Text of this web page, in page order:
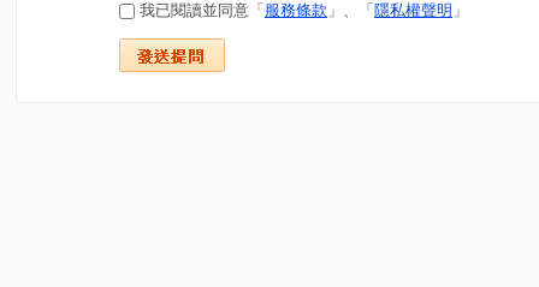
我已閱讀並同意「 服務條款 」、「 隱私權聲明 」